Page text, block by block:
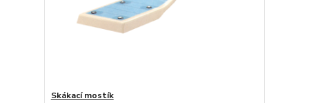
Skákací mostík